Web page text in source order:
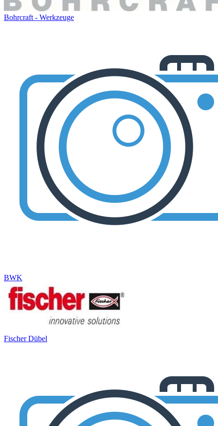
Bohrcraft - Werkzeuge
BWK
Fischer Dübel